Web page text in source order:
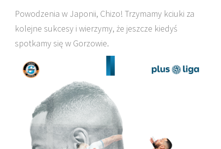
Powodzenia w Japonii, Chizo! Trzymamy kciuki za
kolejne sukcesy i wierzymy, że jeszcze kiedyś
spotkamy się w Gorzowie.